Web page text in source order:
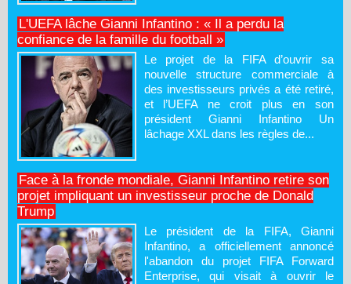
L'UEFA lâche Gianni Infantino : « Il a perdu la
confiance de la famille du football »
Le projet de la FIFA d’ouvrir sa
nouvelle structure commerciale à
des investisseurs privés a été retiré,
et l’UEFA ne croit plus en son
président Gianni Infantino Un
lâchage XXL dans les règles de...
Face à la fronde mondiale, Gianni Infantino retire son
projet impliquant un investisseur proche de Donald
Trump
Le président de la FIFA, Gianni
Infantino, a officiellement annoncé
l'abandon du projet FIFA Forward
Enterprise, qui visait à ouvrir le